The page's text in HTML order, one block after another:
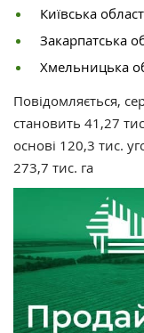
Київська
Закарпатська
Хмельницька
Повідомляється,
становить 41,27
основі 120,3 тис.
273,7 тис. га